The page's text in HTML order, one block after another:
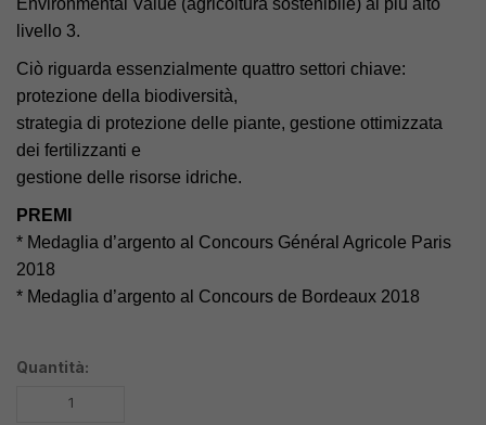
Environmental Value (agricoltura sostenibile) al più alto
livello 3.
Ciò riguarda essenzialmente quattro settori chiave:
protezione della biodiversità,
strategia di protezione delle piante, gestione ottimizzata
dei fertilizzanti e
gestione delle risorse idriche.
PREMI
* Medaglia d’argento al Concours Général Agricole Paris
2018
* Medaglia d’argento al Concours de Bordeaux 2018
Quantità: